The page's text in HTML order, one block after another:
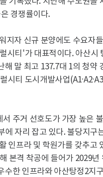
경쟁률이다.
지자 신규 분양에도 수요자
시티'가 대표적이다. 아산시
해 말 최고 137.7대 1의 청약
시티 도시개발사업
주거 선호도가 가장 높은
자리 잡고 있다. 불당지구
인프라 및 학원가를 갖추고
본격 착공에 들어가 2029
수한 인프라와 아산탕정2지